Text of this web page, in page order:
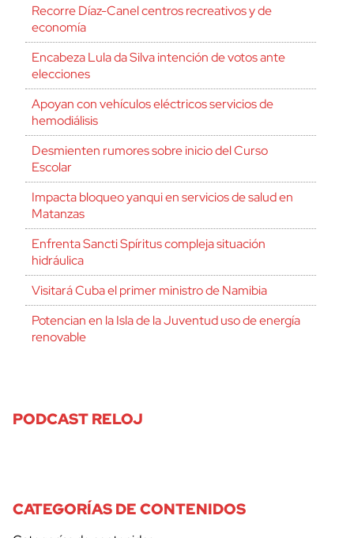
Recorre Díaz-Canel centros recreativos y de
economía
Encabeza Lula da Silva intención de votos ante
elecciones
Apoyan con vehículos eléctricos servicios de
hemodiálisis
Desmienten rumores sobre inicio del Curso
Escolar
Impacta bloqueo yanqui en servicios de salud en
Matanzas
Enfrenta Sancti Spíritus compleja situación
hidráulica
Visitará Cuba el primer ministro de Namibia
Potencian en la Isla de la Juventud uso de energía
renovable
PODCAST RELOJ
CATEGORÍAS DE CONTENIDOS